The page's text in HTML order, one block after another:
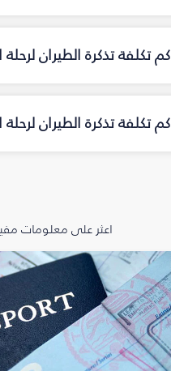
كم تكلفة تذكرة الطيران
كم تكلفة تذكرة الطيران
اعثر على معلومات